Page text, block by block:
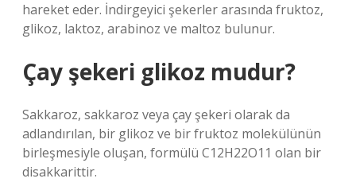
hareket eder. İndirgeyici şekerler arasında fruktoz,
glikoz, laktoz, arabinoz ve maltoz bulunur.
Çay şekeri glikoz mudur?
Sakkaroz, sakkaroz veya çay şekeri olarak da
adlandırılan, bir glikoz ve bir fruktoz molekülünün
birleşmesiyle oluşan, formülü C12H22O11 olan bir
disakkarittir.